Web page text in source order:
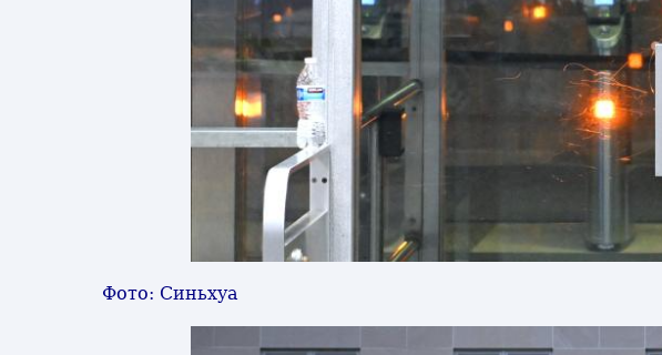
Фото: Синьхуа